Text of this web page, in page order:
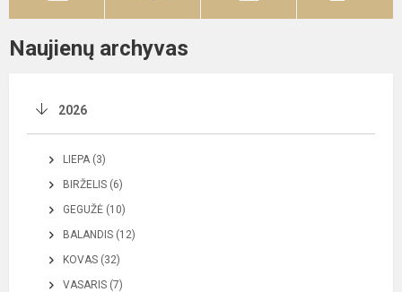
Naujienų archyvas
2026
LIEPA (3)
BIRŽELIS (6)
GEGUŽĖ (10)
BALANDIS (12)
KOVAS (32)
VASARIS (7)